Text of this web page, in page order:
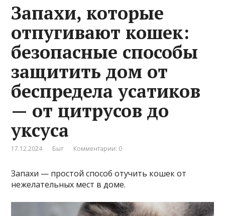
Запахи, которые
отпугивают кошек:
безопасные способы
защитить дом от
беспредела усатиков
— от цитрусов до
уксуса
17.12.2024 Быт Комментарии: 0
Запахи — простой способ отучить кошек от
нежелательных мест в доме.